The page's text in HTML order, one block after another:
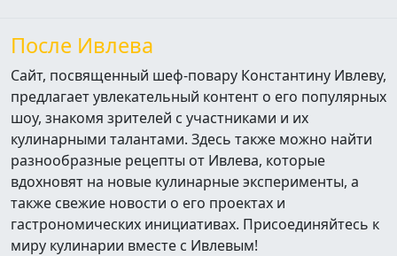
После Ивлева
Сайт, посвященный шеф-повару Константину Ивлеву,
предлагает увлекательный контент о его популярных
шоу, знакомя зрителей с участниками и их
кулинарными талантами. Здесь также можно найти
разнообразные рецепты от Ивлева, которые
вдохновят на новые кулинарные эксперименты, а
также свежие новости о его проектах и
гастрономических инициативах. Присоединяйтесь к
миру кулинарии вместе с Ивлевым!